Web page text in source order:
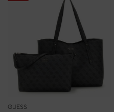
GUESS